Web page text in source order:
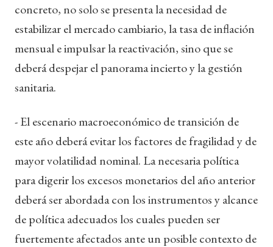
concreto, no solo se presenta la necesidad de
estabilizar el mercado cambiario, la tasa de inflación
mensual e impulsar la reactivación, sino que se
deberá despejar el panorama incierto y la gestión
sanitaria.
- El escenario macroeconómico de transición de
este año deberá evitar los factores de fragilidad y de
mayor volatilidad nominal. La necesaria política
para digerir los excesos monetarios del año anterior
deberá ser abordada con los instrumentos y alcance
de política adecuados los cuales pueden ser
fuertemente afectados ante un posible contexto de